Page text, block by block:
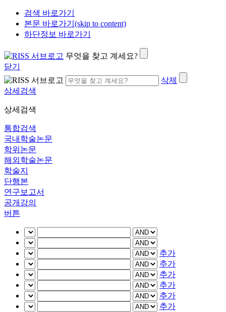
검색 바로가기
본문 바로가기(skip to content)
하단정보 바로가기
무엇을 찾고 계세요?
닫기
삭제
상세검색
상세검색
통합검색
국내학술논문
학위논문
해외학술논문
학술지
단행본
연구보고서
공개강의
버튼
추가
추가
추가
추가
추가
추가